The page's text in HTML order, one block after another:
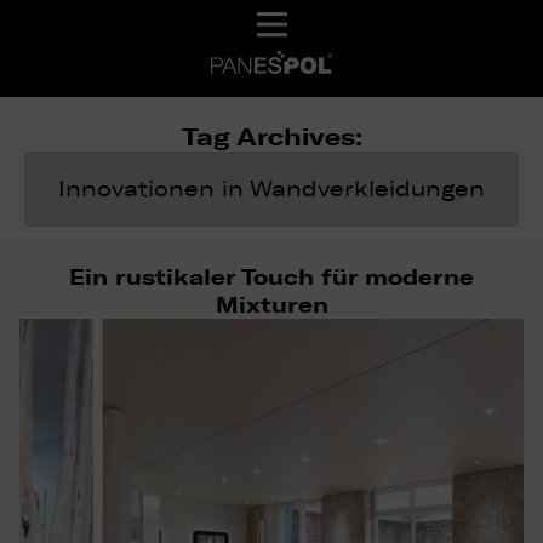
Tag Archives:
Innovationen in Wandverkleidungen
Ein rustikaler Touch für moderne
Mixturen